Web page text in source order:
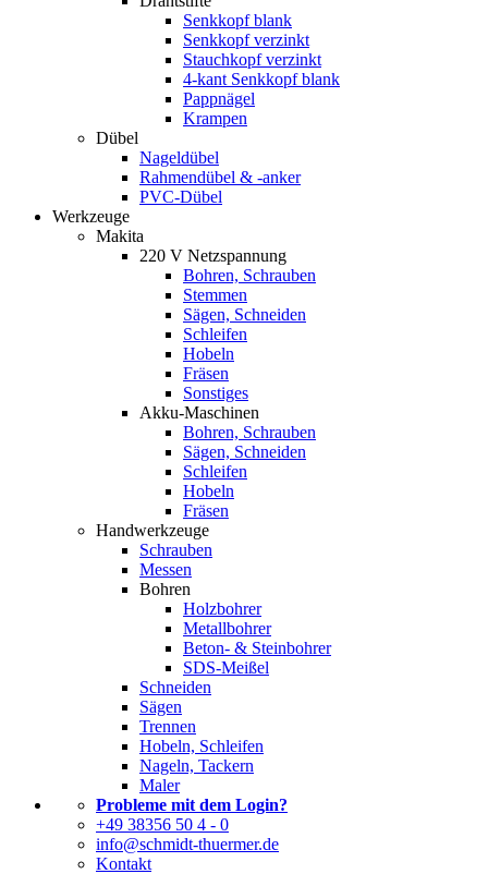
Senkkopf blank
Senkkopf verzinkt
Stauchkopf verzinkt
4-kant Senkkopf blank
Pappnägel
Krampen
Dübel
Nageldübel
Rahmendübel & -anker
PVC-Dübel
Werkzeuge
Makita
220 V Netzspannung
Bohren, Schrauben
Stemmen
Sägen, Schneiden
Schleifen
Hobeln
Fräsen
Sonstiges
Akku-Maschinen
Bohren, Schrauben
Sägen, Schneiden
Schleifen
Hobeln
Fräsen
Handwerkzeuge
Schrauben
Messen
Bohren
Holzbohrer
Metallbohrer
Beton- & Steinbohrer
SDS-Meißel
Schneiden
Sägen
Trennen
Hobeln, Schleifen
Nageln, Tackern
Maler
Probleme mit dem Login?
+49 38356 50 4 - 0
info@schmidt-thuermer.de
Kontakt